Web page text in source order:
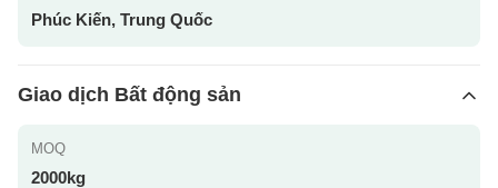
Phúc Kiến, Trung Quốc
Giao dịch Bất động sản
MOQ
2000kg